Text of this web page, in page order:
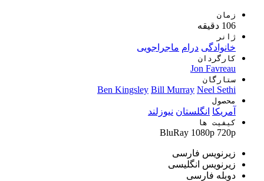
زمان
106 دقیقه
ژانر
خانوادگی درام ماجراجویی
کارگردان
Jon Favreau
ستارگان
Ben Kingsley Bill Murray Neel Sethi
محصول
آمریکا انگلستان نیوزلند
کیفیت ها
BluRay 1080p 720p
زیرنویس فارسی
زیرنویس انگلیسی
دوبله فارسی